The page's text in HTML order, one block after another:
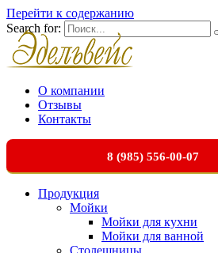
Перейти к содержанию
Search for:
О компании
Отзывы
Контакты
8 (985) 556-00-07
Продукция
Мойки
Мойки для кухни
Мойки для ванной
Столешницы